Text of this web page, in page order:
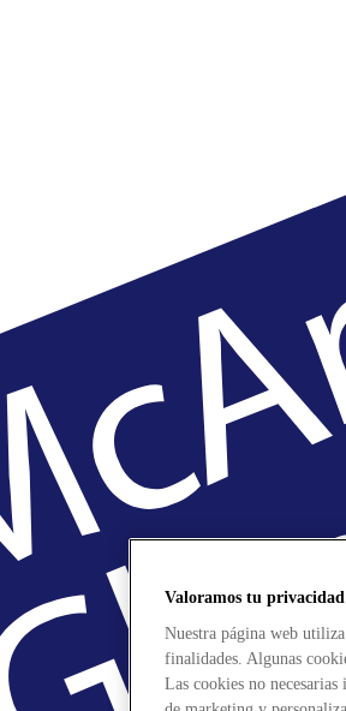
Valoramos tu privacidad
Nuestra página web
finalidades. Algunas
Las cookies no necesarias